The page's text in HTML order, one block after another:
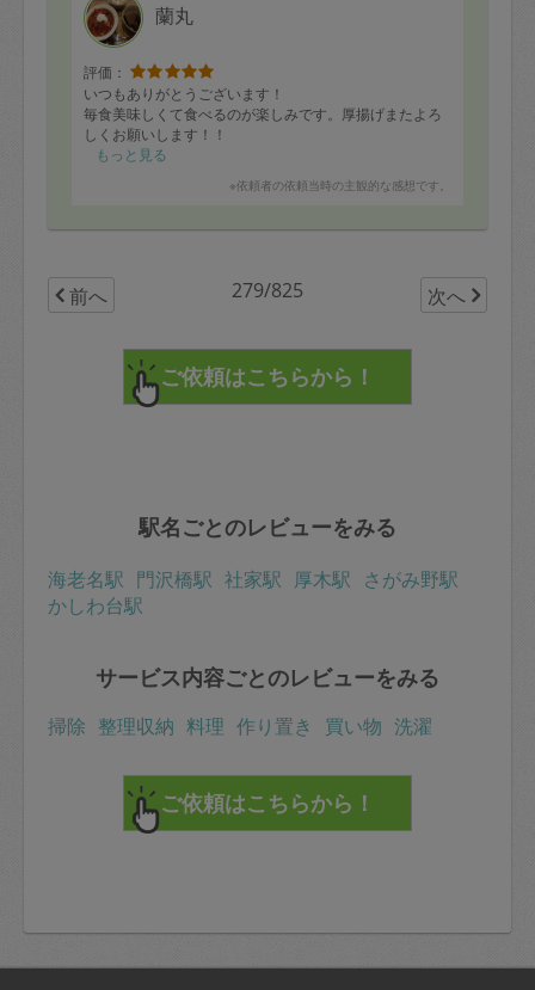
蘭丸
評価：
いつもありがとうございます！
毎食美味しくて食べるのが楽しみです。厚揚げまたよろ
しくお願いします！！
もっと見る
※依頼者の依頼当時の主観的な感想です。
前へ 279/825 次へ
駅名ごとのレビューをみる
海老名駅 門沢橋駅 社家駅 厚木駅 さがみ野駅
かしわ台駅
サービス内容ごとのレビューをみる
掃除 整理収納 料理 作り置き 買い物 洗濯